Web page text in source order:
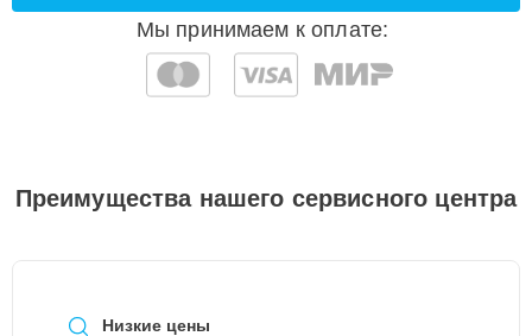
Мы принимаем к оплате:
Преимущества нашего сервисного центра
Низкие цены